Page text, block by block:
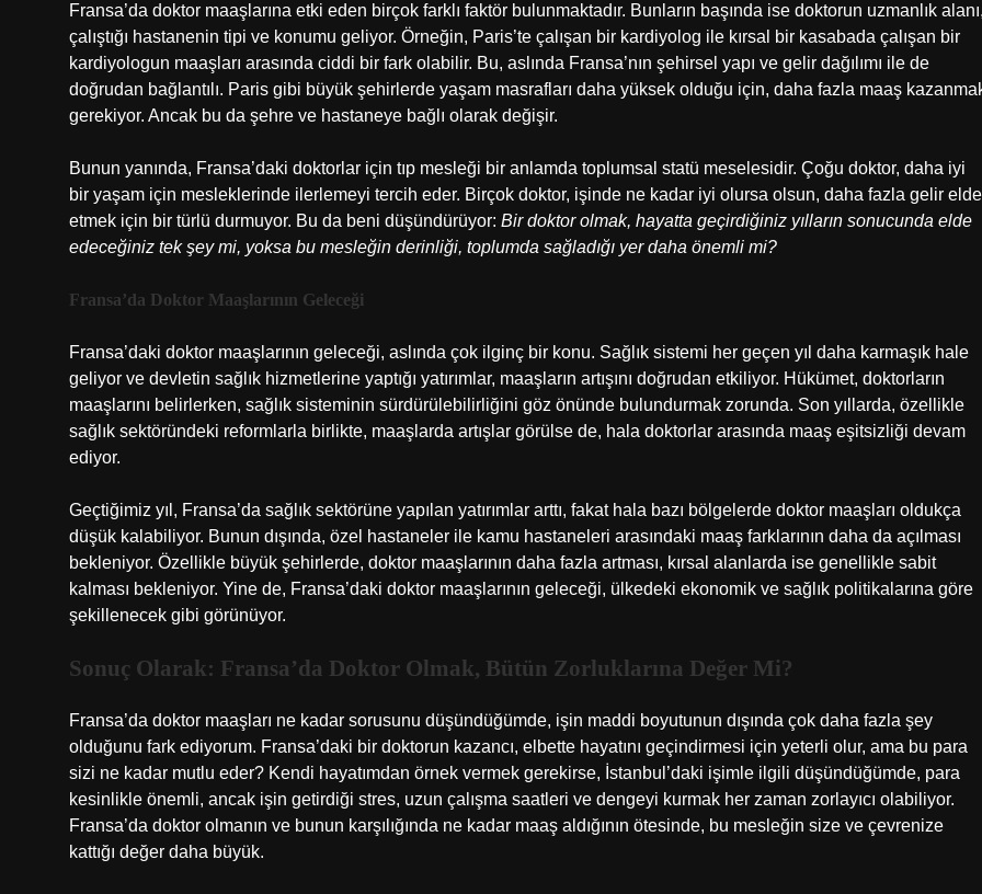
Fransa’da doktor maaşlarına etki eden birçok farklı faktör bulunmaktadır. Bunların başında ise doktorun uzmanlık alanı,
çalıştığı hastanenin tipi ve konumu geliyor. Örneğin, Paris’te çalışan bir kardiyolog ile kırsal bir kasabada çalışan bir
kardiyologun maaşları arasında ciddi bir fark olabilir. Bu, aslında Fransa’nın şehirsel yapı ve gelir dağılımı ile de
doğrudan bağlantılı. Paris gibi büyük şehirlerde yaşam masrafları daha yüksek olduğu için, daha fazla maaş
gerekiyor. Ancak bu da şehre ve hastaneye bağlı olarak değişir.
Bunun yanında, Fransa’daki doktorlar için tıp mesleği bir anlamda toplumsal statü meselesidir. Çoğu doktor, daha iyi
bir yaşam için mesleklerinde ilerlemeyi tercih eder. Birçok doktor, işinde ne kadar iyi olursa olsun, daha fazla gelir elde
etmek için bir türlü durmuyor. Bu da beni düşündürüyor: Bir doktor olmak, hayatta geçirdiğiniz yılların sonucunda elde
edeceğiniz tek şey mi, yoksa bu mesleğin derinliği, toplumda sağladığı yer daha önemli mi?
Fransa’da Doktor Maaşlarının Geleceği
Fransa’daki doktor maaşlarının geleceği, aslında çok ilginç bir konu. Sağlık sistemi her geçen yıl daha karmaşık hale
geliyor ve devletin sağlık hizmetlerine yaptığı yatırımlar, maaşların artışını doğrudan etkiliyor. Hükümet, doktorların
maaşlarını belirlerken, sağlık sisteminin sürdürülebilirliğini göz önünde bulundurmak zorunda. Son yıllarda, özellikle
sağlık sektöründeki reformlarla birlikte, maaşlarda artışlar görülse de, hala doktorlar arasında maaş eşitsizliği devam
ediyor.
Geçtiğimiz yıl, Fransa’da sağlık sektörüne yapılan yatırımlar arttı, fakat hala bazı bölgelerde doktor maaşları oldukça
düşük kalabiliyor. Bunun dışında, özel hastaneler ile kamu hastaneleri arasındaki maaş farklarının daha da açılması
bekleniyor. Özellikle büyük şehirlerde, doktor maaşlarının daha fazla artması, kırsal alanlarda ise genellikle sabit
kalması bekleniyor. Yine de, Fransa’daki doktor maaşlarının geleceği, ülkedeki ekonomik ve sağlık politikalarına göre
şekillenecek gibi görünüyor.
Sonuç Olarak: Fransa’da Doktor Olmak, Bütün Zorluklarına Değer Mi?
Fransa’da doktor maaşları ne kadar sorusunu düşündüğümde, işin maddi boyutunun dışında çok daha fazla şey
olduğunu fark ediyorum. Fransa’daki bir doktorun kazancı, elbette hayatını geçindirmesi için yeterli olur, ama bu para
sizi ne kadar mutlu eder? Kendi hayatımdan örnek vermek gerekirse, İstanbul’daki işimle ilgili düşündüğümde, para
kesinlikle önemli, ancak işin getirdiği stres, uzun çalışma saatleri ve dengeyi kurmak her zaman zorlayıcı olabiliyor.
Fransa’da doktor olmanın ve bunun karşılığında ne kadar maaş aldığının ötesinde, bu mesleğin size ve çevrenize
kattığı değer daha büyük.